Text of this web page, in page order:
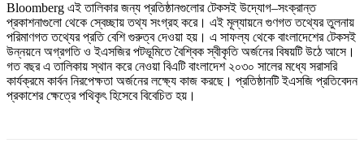
Bloomberg এই তালিকার জন্য প্রতিষ্ঠানগুলোর টেকসই উদ্যোগ–সংক্রান্ত
প্রকাশনাগুলো থেকে স্বেচ্ছায় তথ্য সংগ্রহ করে। এই মূল্যায়নে গুণগত তথ্যের তুলনায়
পরিমাণগত তথ্যের প্রতি বেশি গুরুত্ব দেওয়া হয়। এ সাফল্য থেকে বাংলাদেশের টেকসই
উন্নয়নে অগ্রগতি ও ইএসজির পটভূমিতে বৈশ্বিক স্বীকৃতি অর্জনের বিষয়টি উঠে আসে।
গত বছর এ তালিকায় স্থান করে নেওয়া বিএটি বাংলাদেশ ২০৩০ সালের মধ্যে সরাসরি
কার্যক্রমে কার্বন নিরপেক্ষতা অর্জনের লক্ষ্যে কাজ করছে। প্রতিষ্ঠানটি ইএসজি প্রতিবেদন
প্রকাশের ক্ষেত্রে পথিকৃৎ হিসেবে বিবেচিত হয়।